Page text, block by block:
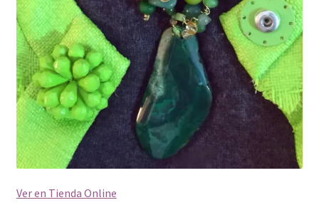
Ver en Tienda Online